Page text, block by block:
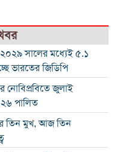
সালের মধ্যেই ৫.১
ভারতের জিডিপি
নোবিপ্রবিতে জুলাই
পালিত
তিন মুখ, আজ তিন